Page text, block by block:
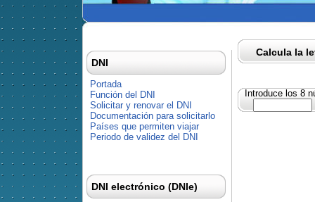
Calcula la
Introduce los 8
DNI
Portada
Función del DNI
Solicitar y renovar el DNI
Documentación para solicitarlo
Países que permiten viajar
Periodo de validez del DNI
DNI electrónico (DNIe)